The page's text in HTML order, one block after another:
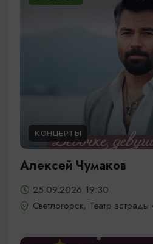
КОНЦЕРТЫ
Алексей Чумаков
25.09.2026 19:30
Светлогорск, Театр эстрады